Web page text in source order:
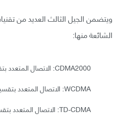
ويتضمن الجيل الثالث العديد من
الشائعة منها:
CDMA2000: الاتصال المتعدد بتقسيم الرمز.
WCDMA: الاتصال المتعدد بتقسيم الرمز عريض المجال (الموسع).
TD-CDMA: الاتصال المتعدد بتقسيم التردد وتقسيم الزمن.